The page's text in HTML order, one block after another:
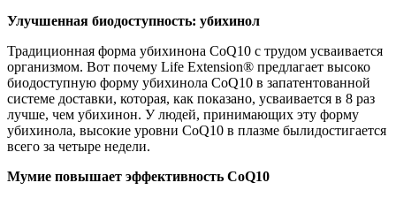
Улучшенная биодоступность: убихинол
Традиционная форма убихинона CoQ10 с трудом усваивается
организмом. Вот почему Life Extension® предлагает высоко
биодоступную форму убихинола CoQ10 в запатентованной
системе доставки, которая, как показано, усваивается в 8 раз
лучше, чем убихинон. У людей, принимающих эту форму
убихинола, высокие уровни CoQ10 в плазме былидостигается
всего за четыре недели.
Мумие повышает эффективность CoQ10